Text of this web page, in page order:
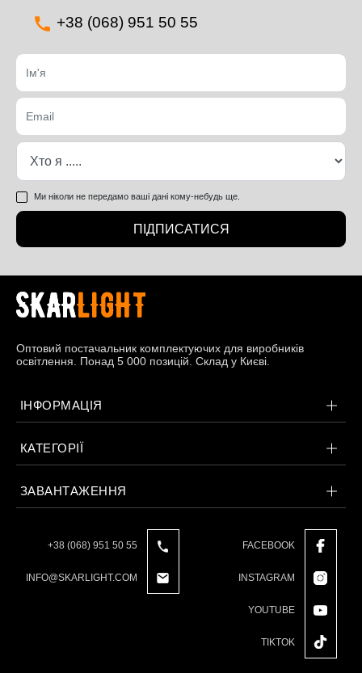
+38 (068) 951 50 55
Ми ніколи не передамо ваші дані кому-небудь ще.
ПІДПИСАТИСЯ
Оптовий постачальник комплектуючих для виробників
освітлення. Понад 5 000 позицій. Склад у Києві.
ІНФОРМАЦІЯ
КАТЕГОРІЇ
ЗАВАНТАЖЕННЯ
+38 (068) 951 50 55
INFO@SKARLIGHT.COM
FACEBOOK
INSTAGRAM
YOUTUBE
TIKTOK